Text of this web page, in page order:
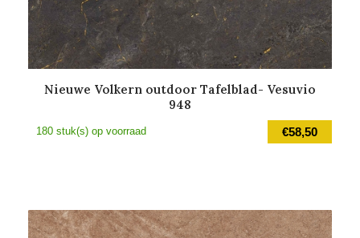
Nieuwe Volkern outdoor Tafelblad- Vesuvio
948
€58,50
180 stuk(s) op voorraad